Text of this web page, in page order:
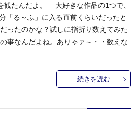
観たんだよ。 大好きな作品の1つで、
「る～ふ」に入る直前くらいだったと
ったのかな？試しに指折り数えてみた
事なんだよね。ありゃァ～・・数えな
続きを読む